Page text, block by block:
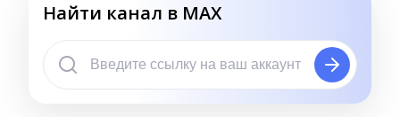
Найти канал в MAX